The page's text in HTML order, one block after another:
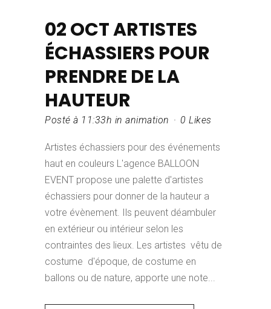
02 OCTARTISTES
ÉCHASSIERS POUR
PRENDRE DE LA
HAUTEUR
Posté à 11:33h in animation 0 Likes
Artistes échassiers pour des événements
haut en couleurs L'agence BALLOON
EVENT propose une palette d'artistes
échassiers pour donner de la hauteur a
votre évènement. Ils peuvent déambuler
en extérieur ou intérieur selon les
contraintes des lieux. Les artistes vêtu de
costume d'époque, de costume en
ballons ou de nature, apporte une note...